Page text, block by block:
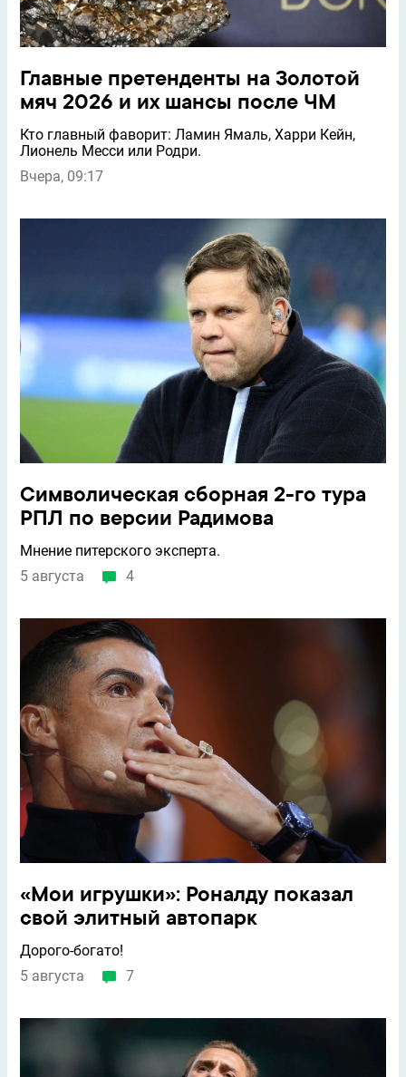
Главные претенденты на Золотой
мяч 2026 и их шансы после ЧМ
Кто главный фаворит: Ламин Ямаль, Харри Кейн,
Лионель Месси или Родри.
Вчера, 09:17
Символическая сборная 2-го тура
РПЛ по версии Радимова
Мнение питерского эксперта.
5 августа
4
«Мои игрушки»: Роналду показал
свой элитный автопарк
Дорого-богато!
5 августа
7